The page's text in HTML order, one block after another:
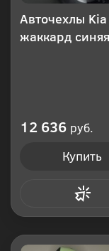
Авточехлы
жаккард
12 636 руб.
Купить